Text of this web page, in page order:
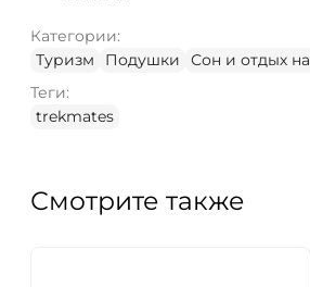
Категории:
Туризм
Подушки
Сон и отдых
Теги:
trekmates
Смотрите также